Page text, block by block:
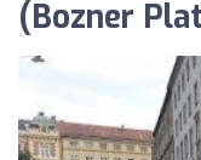
(Bozner